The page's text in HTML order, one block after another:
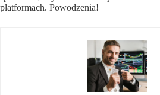
platformach. Powodzenia!